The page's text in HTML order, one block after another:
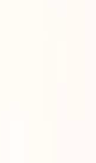
mundo. Esta fiesta,
con eventos como la